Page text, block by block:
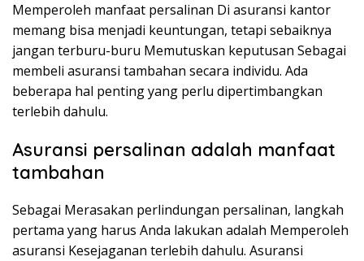
Memperoleh manfaat persalinan Di asuransi kantor
memang bisa menjadi keuntungan, tetapi sebaiknya
jangan terburu-buru Memutuskan keputusan Sebagai
membeli asuransi tambahan secara individu. Ada
beberapa hal penting yang perlu dipertimbangkan
terlebih dahulu.
Asuransi persalinan adalah manfaat
tambahan
Sebagai Merasakan perlindungan persalinan, langkah
pertama yang harus Anda lakukan adalah Memperoleh
asuransi Kesejaganan terlebih dahulu. Asuransi